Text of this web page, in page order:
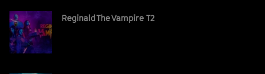
Reginald The Vampire T2